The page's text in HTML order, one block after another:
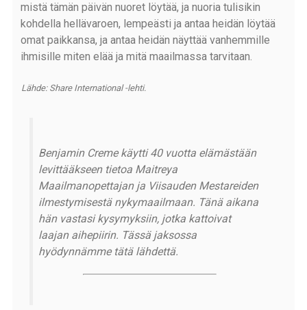
mistä tämän päivän nuoret löytää, ja nuoria tulisikin
kohdella hellävaroen, lempeästi ja antaa heidän löytää
omat paikkansa, ja antaa heidän näyttää vanhemmille
ihmisille miten elää ja mitä maailmassa tarvitaan.
Lähde: Share International -lehti.
Benjamin Creme käytti 40 vuotta elämästään
levittääkseen tietoa Maitreya
Maailmanopettajan ja Viisauden Mestareiden
ilmestymisestä nykymaailmaan. Tänä aikana
hän vastasi kysymyksiin, jotka kattoivat
laajan aihepiirin. Tässä jaksossa
hyödynnämme tätä lähdettä.